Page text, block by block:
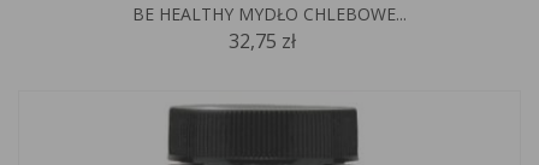
BE HEALTHY MYDŁO CHLEBOWE...
32,75 zł